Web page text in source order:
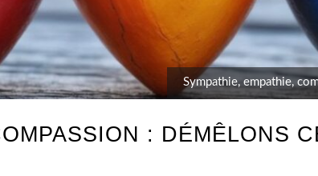
Sympathie, empathie,
: DÉMÊLONS